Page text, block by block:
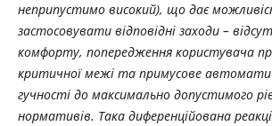
неприпустимо високий), що дає
застосовувати відповідні заходи –
комфорту, попередження користувача
критичної межі та примусове
гучності до максимально допустимого
нормативів. Така диференційована